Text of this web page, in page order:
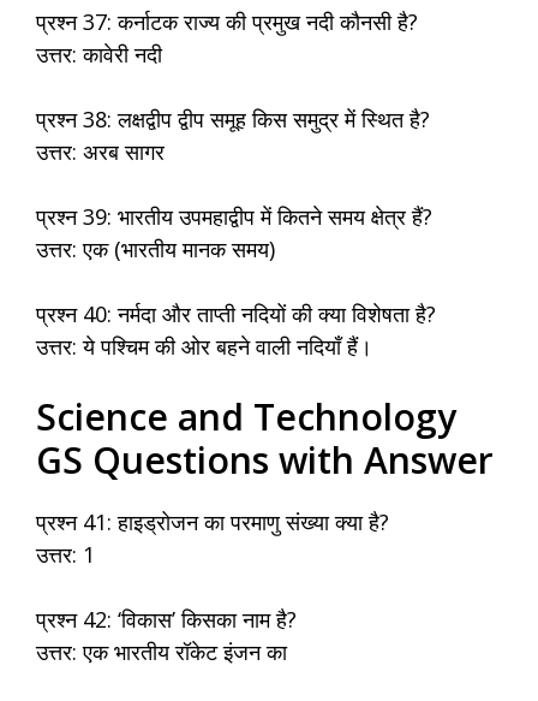
प्रश्न 37: कर्नाटक राज्य की प्रमुख नदी कौनसी है?
उत्तर: कावेरी नदी
प्रश्न 38: लक्षद्वीप द्वीप समूह किस समुद्र में स्थित है?
उत्तर: अरब सागर
प्रश्न 39: भारतीय उपमहाद्वीप में कितने समय क्षेत्र हैं?
उत्तर: एक (भारतीय मानक समय)
प्रश्न 40: नर्मदा और ताप्ती नदियों की क्या विशेषता है?
उत्तर: ये पश्चिम की ओर बहने वाली नदियाँ हैं।
Science and Technology
GS Questions with Answer
प्रश्न 41: हाइड्रोजन का परमाणु संख्या क्या है?
उत्तर: 1
प्रश्न 42: ‘विकास’ किसका नाम है?
उत्तर: एक भारतीय रॉकेट इंजन का